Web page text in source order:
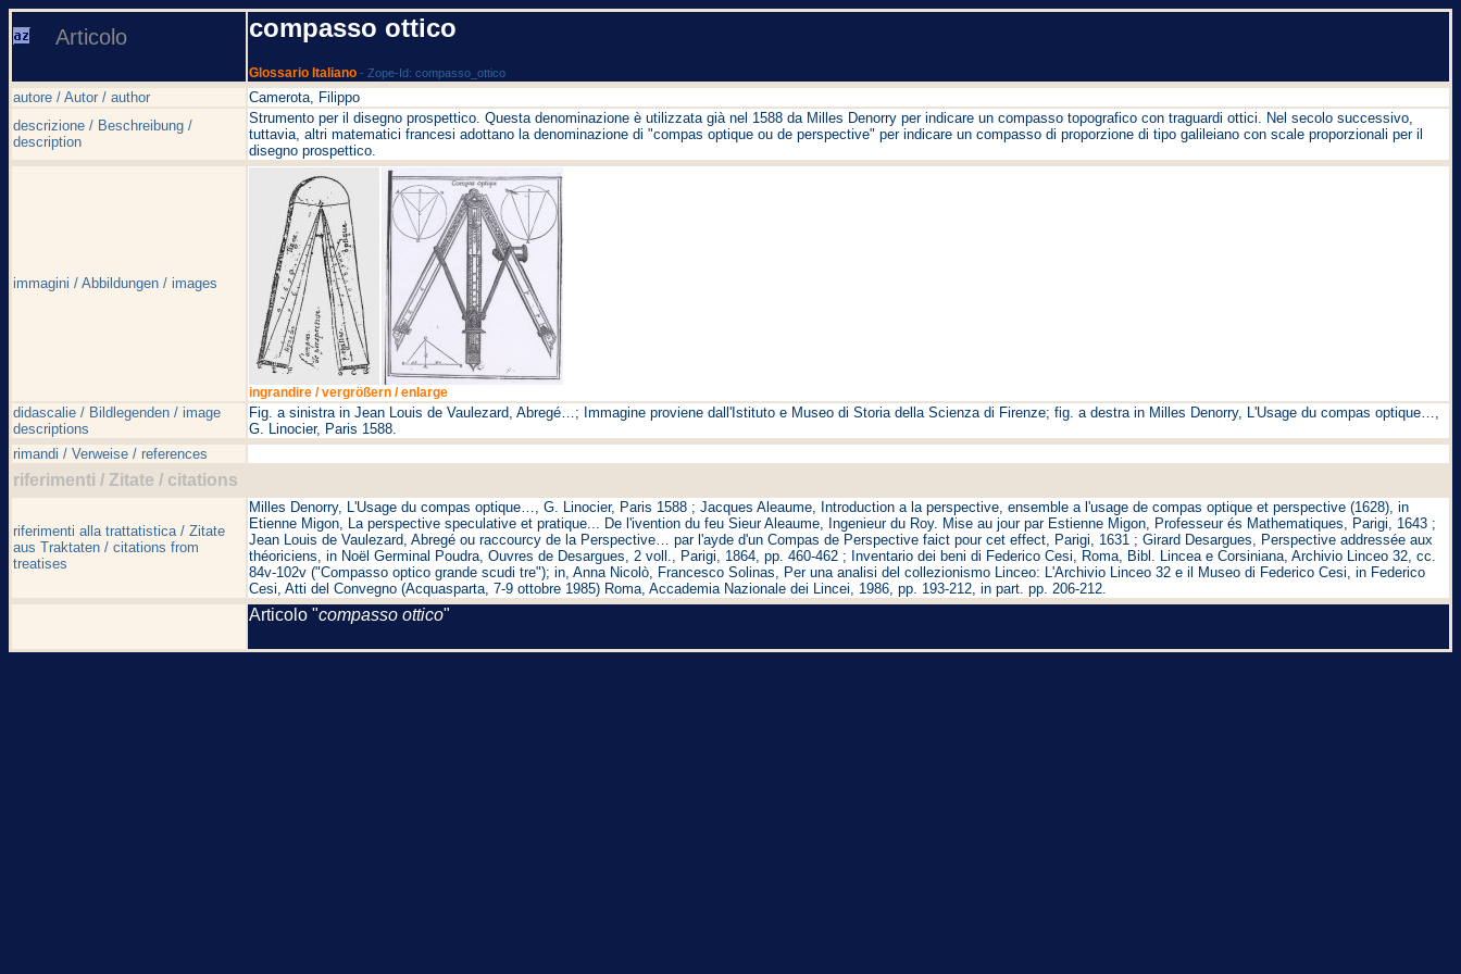
Articolo compasso ottico
Glossario Italiano - Zope-Id: compasso_ottico
autore / Autor / author
Camerota, Filippo
descrizione / Beschreibung /
description
Strumento per il disegno prospettico. Questa denominazione è utilizzata già nel 1588 da Milles Denorry per indicare un compasso topografico con traguardi ottici. Nel secolo successivo,
tuttavia, altri matematici francesi adottano la denominazione di "compas optique ou de perspective" per indicare un compasso di proporzione di tipo galileiano con scale proporzionali per il
disegno prospettico.
immagini / Abbildungen / images
ingrandire / vergrößern / enlarge
didascalie / Bildlegenden / image
descriptions
Fig. a sinistra in Jean Louis de Vaulezard, Abregé…; Immagine proviene dall'Istituto e Museo di Storia della Scienza di Firenze; fig. a destra in Milles Denorry, L'Usage du compas optique…,
G. Linocier, Paris 1588.
rimandi / Verweise / references
riferimenti / Zitate / citations
riferimenti alla trattatistica / Zitate
aus Traktaten / citations from
treatises
Milles Denorry, L'Usage du compas optique…, G. Linocier, Paris 1588 ; Jacques Aleaume, Introduction a la perspective, ensemble a l'usage de compas optique et perspective (1628), in
Etienne Migon, La perspective speculative et pratique... De l'ivention du feu Sieur Aleaume, Ingenieur du Roy. Mise au jour par Estienne Migon, Professeur és Mathematiques, Parigi, 1643 ;
Jean Louis de Vaulezard, Abregé ou raccourcy de la Perspective… par l'ayde d'un Compas de Perspective faict pour cet effect, Parigi, 1631 ; Girard Desargues, Perspective addressée aux
théoriciens, in Noël Germinal Poudra, Ouvres de Desargues, 2 voll., Parigi, 1864, pp. 460-462 ; Inventario dei beni di Federico Cesi, Roma, Bibl. Lincea e Corsiniana, Archivio Linceo 32, cc.
84v-102v ("Compasso optico grande scudi tre"); in, Anna Nicolò, Francesco Solinas, Per una analisi del collezionismo Linceo: L'Archivio Linceo 32 e il Museo di Federico Cesi, in Federico
Cesi, Atti del Convegno (Acquasparta, 7-9 ottobre 1985) Roma, Accademia Nazionale dei Lincei, 1986, pp. 193-212, in part. pp. 206-212.
Articolo "compasso ottico"